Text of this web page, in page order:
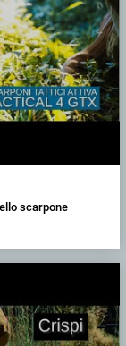
scarpone